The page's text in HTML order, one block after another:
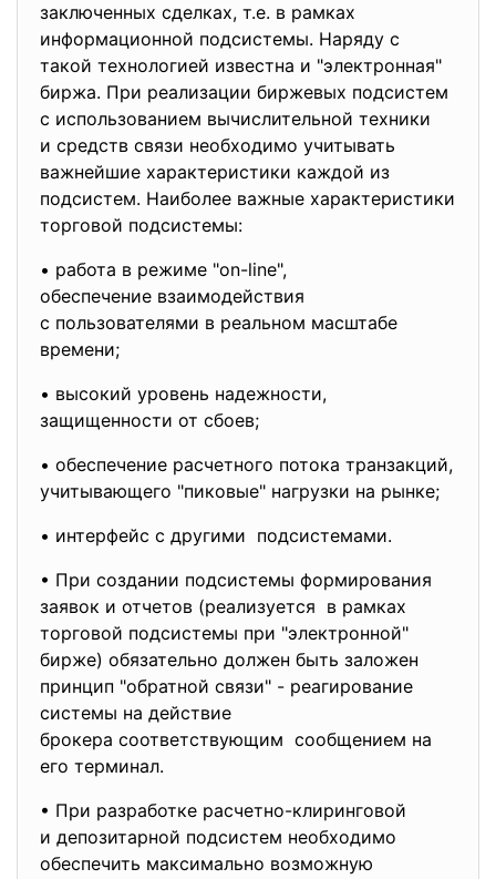
заключенных сделках, т.е. в рамках
информационной подсистемы. Наряду с
такой технологией известна и "электронная"
биржа. При реализации биржевых подсистем
с использованием вычислительной техники
и средств связи необходимо учитывать
важнейшие характеристики каждой из
подсистем. Наиболее важные характеристики
торговой подсистемы:
• работа в режиме "on-line",
обеспечение взаимодействия
с пользователями в реальном масштабе
времени;
• высокий уровень надежности,
защищенности от сбоев;
• обеспечение расчетного потока транзакций,
учитывающего "пиковые" нагрузки на рынке;
• интерфейс с другими подсистемами.
• При создании подсистемы формирования
заявок и отчетов (реализуется в рамках
торговой подсистемы при "электронной"
бирже) обязательно должен быть заложен
принцип "обратной связи" - реагирование
системы на действие
брокера соответствующим сообщением на
его терминал.
• При разработке расчетно-клиринговой
и депозитарной подсистем необходимо
обеспечить максимально возможную